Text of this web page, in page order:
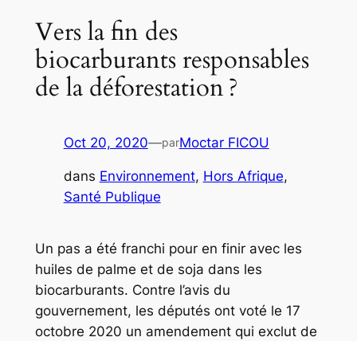
Vers la fin des
biocarburants responsables
de la déforestation ?
Oct 20, 2020—parMoctar FICOU
dans Environnement, Hors Afrique
Santé Publique
Un pas a été franchi pour en finir avec les
huiles de palme et de soja dans les
biocarburants. Contre l’avis du
gouvernement, les députés ont voté le 17
octobre 2020 un amendement qui exclut de